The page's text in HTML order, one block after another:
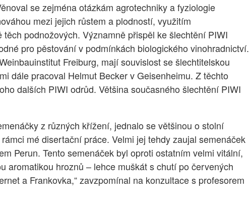
se zejména otázkám agrotechniky a fyziologie
mezi jejich růstem a plodností, využitím
podnožových. Významně přispěl ke šlechtění PIWI
pro pěstování v podmínkách biologického vinohradnictví.
Freiburg, mají souvislost se šlechtitelskou
dále pracoval Helmut Becker v Geisenheimu. Z těchto
dalších PIWI odrůd. Většina současného šlechtění PIWI
z různých křížení, jednalo se většinou o stolní
mé disertační práce. Velmi jej tehdy zaujal semenáček
Perun. Tento semenáček byl oproti ostatním velmi vitální,
aromatikou hroznů – lehce muškát s chutí po červených
a Frankovka,“ zavzpomínal na konzultace s profesorem